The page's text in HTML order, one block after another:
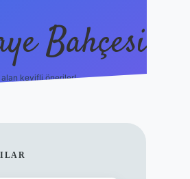
Bahçesi
keyifli öneriler!
en